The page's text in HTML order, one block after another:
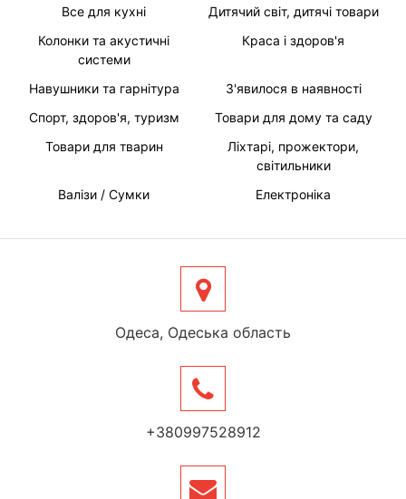
Все для кухні
Дитячий світ, дитячі товари
Колонки та акустичні
системи
Краса і здоров'я
Навушники та гарнітура
З'явилося в наявності
Спорт, здоров'я, туризм
Товари для дому та саду
Товари для тварин
Ліхтарі, прожектори,
світильники
Валізи / Сумки
Електроніка
Одеса, Одеська область
+380997528912